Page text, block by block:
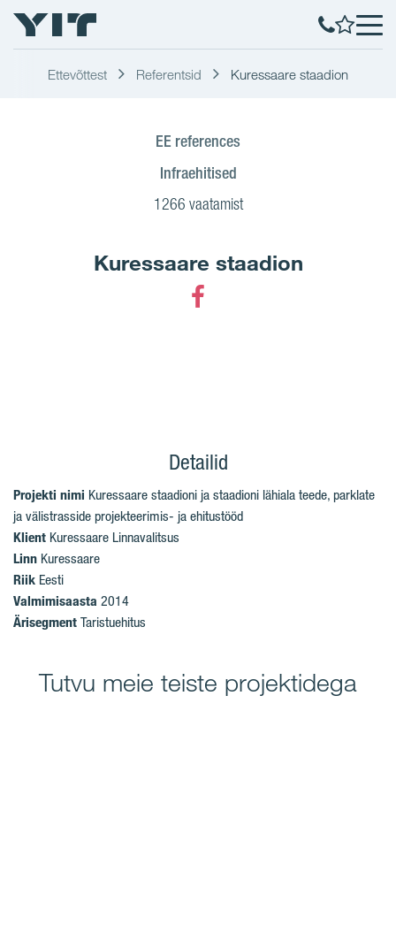
Ettevõttest Referentsid Kuressaare staadion
EE references
Infraehitised
1266 vaatamist
Kuressaare staadion
Detailid
Projekti nimi Kuressaare staadioni ja staadioni lähiala teede, parklate
ja välistrasside projekteerimis- ja ehitustööd
Klient Kuressaare Linnavalitsus
Linn Kuressaare
Riik Eesti
Valmimisaasta 2014
Ärisegment Taristuehitus
Tutvu meie teiste projektidega